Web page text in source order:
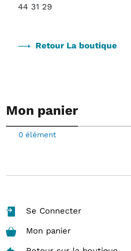
44 31 29
Retour La boutique
Mon panier
0 élément
Se Connecter
Mon panier